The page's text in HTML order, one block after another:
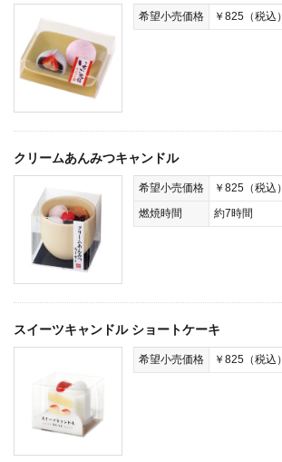
希望小売価格 ￥825（税込）
クリームあんみつキャンドル
希望小売価格
￥825（税込）
燃焼時間
約7時間
スイーツキャンドル ショートケーキ
希望小売価格 ￥825（税込）